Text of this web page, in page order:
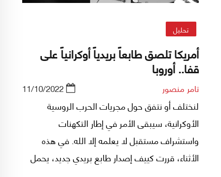
تحليل
أمريكا تلصق طابعاً بريدياً أوكرانياً على
قفا.. أوروبا
تامر منصور 11/10/2022
لنختلف أو نتفق حول مجريات الحرب الروسية
الأوكرانية، سيبقى الأمر في إطار التكهنات
واستشراف مستقبل لا يعلمه إلا الله. في هذه
الأثناء، قررت كييف إصدار طابع بريدي جديد، يحمل